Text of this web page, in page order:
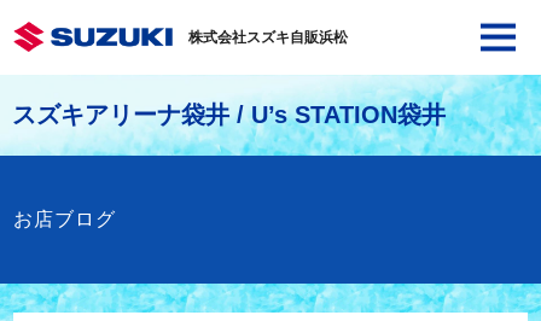
株式会社スズキ自販浜松
スズキアリーナ袋井 / U’s STATION袋井
お店ブログ